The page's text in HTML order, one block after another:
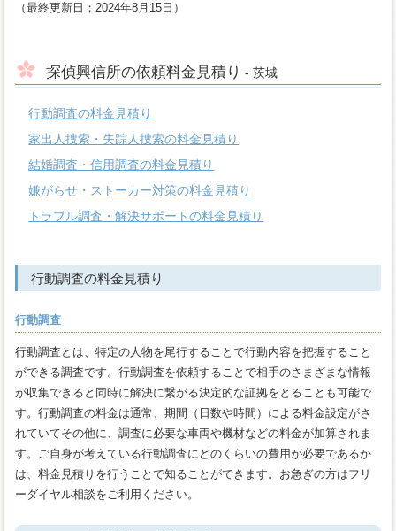
（最終更新日；2024年8月15日）
探偵興信所の依頼料金見積り - 茨城
行動調査の料金見積り
家出人捜索・失踪人捜索の料金見積り
結婚調査・信用調査の料金見積り
嫌がらせ・ストーカー対策の料金見積り
トラブル調査・解決サポートの料金見積り
行動調査の料金見積り
行動調査
行動調査とは、特定の人物を尾行することで行動内容を把握すること
ができる調査です。行動調査を依頼することで相手のさまざまな情報
が収集できると同時に解決に繋がる決定的な証拠をとることも可能で
す。行動調査の料金は通常、期間（日数や時間）による料金設定がさ
れていてその他に、調査に必要な車両や機材などの料金が加算されま
す。ご自身が考えている行動調査にどのくらいの費用が必要であるか
は、料金見積りを行うことで知ることができます。お急ぎの方はフリ
ーダイヤル相談をご利用ください。